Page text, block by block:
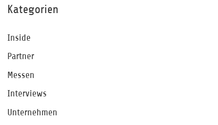
Kategorien
Inside
Partner
Messen
Interviews
Unternehmen